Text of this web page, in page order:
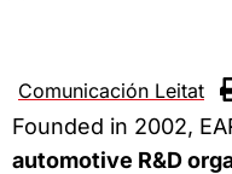
Comunicación Leitat
Founded in 2002,
automotive R&D